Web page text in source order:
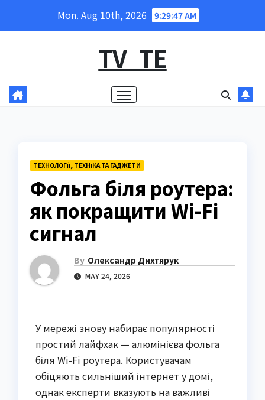
Mon. Aug 10th, 2026 9:29:48 AM
TV_TE
ТЕХНОЛОГІЇ, ТЕХНІКА ТА ГАДЖЕТИ
Фольга біля роутера:
як покращити Wi-Fi
сигнал
By Олександр Дихтярук
MAY 24, 2026
У мережі знову набирає популярності
простий лайфхак — алюмінієва фольга
біля Wi-Fi роутера. Користувачам
обіцяють сильніший інтернет у домі,
однак експерти вказують на важливі